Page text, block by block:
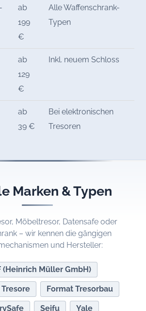
ab
199
€
Alle Waffenschrank-
Typen
ab
129
€
Inkl. neuem Schloss
ab
39 €
Bei elektronischen
Tresoren
Marken & Typen
Möbeltresor, Datensafe oder
– wir kennen die gängigen
und Hersteller:
(Heinrich Müller GmbH)
Format Tresorbau
Seifu Yale